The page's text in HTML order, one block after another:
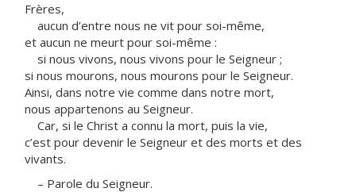
Frères,
aucun d’entre nous ne vit pour soi-même,
et aucun ne meurt pour soi-même :
si nous vivons, nous vivons pour le Seigneur ;
si nous mourons, nous mourons pour le Seigneur.
Ainsi, dans notre vie comme dans notre mort,
nous appartenons au Seigneur.
Car, si le Christ a connu la mort, puis la vie,
c’est pour devenir le Seigneur et des morts et des
vivants.
– Parole du Seigneur.